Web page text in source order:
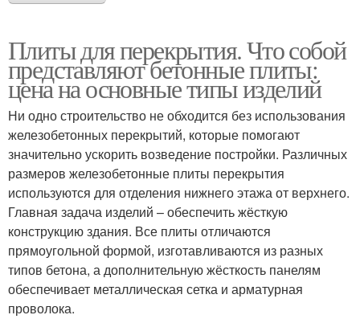
Плиты для перекрытия. Что собой
представляют бетонные плиты:
цена на основные типы изделий
Ни одно строительство не обходится без использования
железобетонных перекрытий, которые помогают
значительно ускорить возведение постройки. Различных
размеров железобетонные плиты перекрытия
используются для отделения нижнего этажа от верхнего.
Главная задача изделий – обеспечить жёсткую
конструкцию здания. Все плиты отличаются
прямоугольной формой, изготавливаются из разных
типов бетона, а дополнительную жёсткость панелям
обеспечивает металлическая сетка и арматурная
проволока.